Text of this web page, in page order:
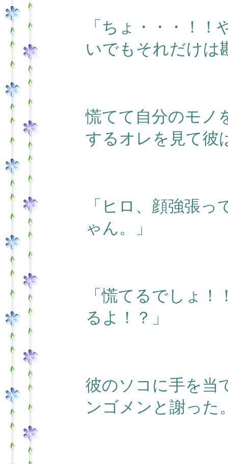
「ちょ・・・！
いでもそれだけは
慌てて自分のモノ
するオレを見て彼
「ヒロ、顔強張
ゃん。」
「慌てるでしょ
るよ！？」
彼のソコに手を当
ンゴメンと謝った